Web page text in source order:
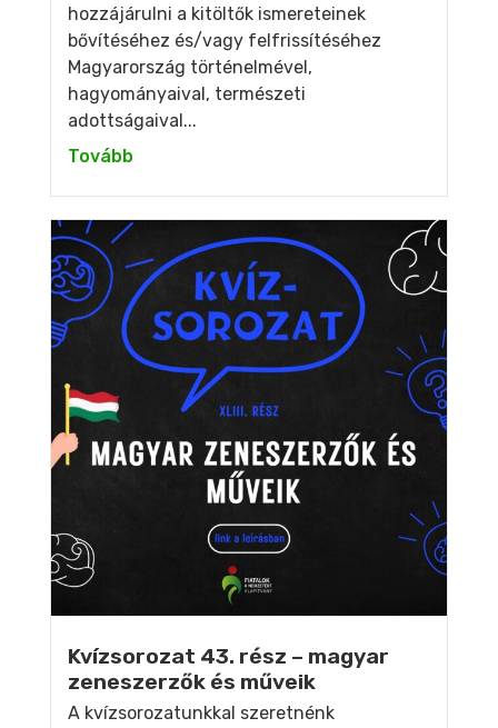
hozzájárulni a kitöltők ismereteinek
bővítéséhez és/vagy felfrissítéséhez
Magyarország történelmével,
hagyományaival, természeti
adottságaival...
Tovább
Kvízsorozat 43. rész – magyar
zeneszerzők és műveik
A kvízsorozatunkkal szeretnénk